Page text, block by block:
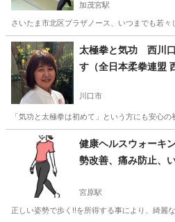
だけのご参加もOK
ンペーン実施中！こ
ませんか？
加茂宮駅
さいたま市北区プラザノース、いつまでも若
埼玉 さいたま市 加茂宮駅 ヨガ
太極拳と気功 西川
す（全日本柔拳連盟
川口市
「気功と太極拳は初めて」という方にも安心
川口市 空手/他格闘技
健康ヘルスウォーキ
勢改善、痛み防止、
宮原駅
正しい姿勢で歩く!!を所得する事により、綺麗